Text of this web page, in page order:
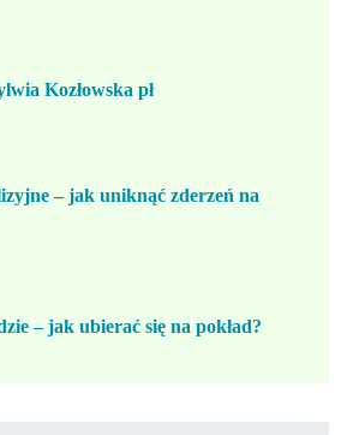
Kozłowska pł
– jak uniknąć zderzeń na
– jak ubierać się na pokład?